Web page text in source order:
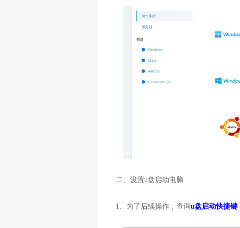
二、设置u盘启动电脑
1、为了后续操作，查询u盘启动快捷键